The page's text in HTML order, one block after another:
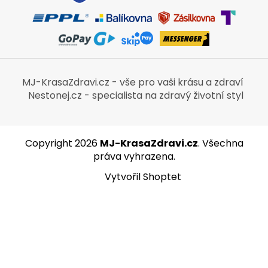
MJ-KrasaZdravi.cz - vše pro vaši krásu a zdraví
Nestonej.cz - specialista na zdravý životní styl
Vytvořil Shoptet
Copyright 2026 MJ-KrasaZdravi.cz. Všechna
práva vyhrazena.